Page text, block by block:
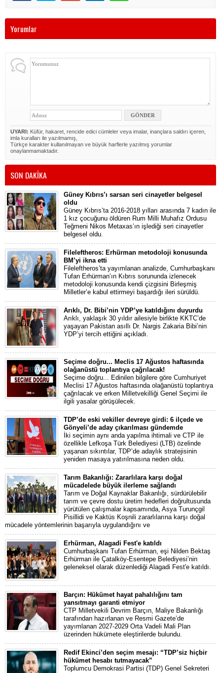
Yorumlar
UYARI: Küfür, hakaret, rencide edici cümleler veya imalar, inançlara saldırı içeren,
imla kuralları ile yazılmamış,
Türkçe karakter kullanılmayan ve büyük harflerle yazılmış yorumlar
onaylanmamaktadır.
SON DAKİKA
Güney Kıbrıs’ı sarsan seri cinayetler belgesel
oldu
Güney Kıbrıs’ta 2016-2018 yılları arasında 7 kadın ile
1 kız çocuğunu öldüren Rum Milli Muhafız Ordusu
Teğmeni Nikos Metaxas’ın işlediği seri cinayetler
belgesel oldu.
Fileleftheros: Erhürman metodoloji konusunda
BM’yi ikna etti
Fileleftheros’ta yayımlanan analizde, Cumhurbaşkanı
Tufan Erhürman’ın Kıbrıs sorununda izlenecek
metodoloji konusunda kendi çizgisini Birleşmiş
Milletler’e kabul ettirmeyi başardığı ileri sürüldü.
Arıklı, Dr. Bibi’nin YDP’ye katıldığını duyurdu
Arıklı, yaklaşık 30 yıldır ailesiyle birlikte KKTC’de
yaşayan Pakistan asıllı Dr. Nargis Zakaria Bibi’nin
YDP’yi tercih ettiğini açıkladı.
Seçime doğru... Meclis 17 Ağustos haftasında
olağanüstü toplantıya çağrılacak!
Seçime doğru... Edinilen bilgilere göre Cumhuriyet
Meclisi 17 Ağustos haftasında olağanüstü toplantıya
çağrılacak ve erken Milletvekilliği Genel Seçimi ile
ilgili yasalar görüşülecek.
TDP’de eski vekiller devreye girdi: 6 ilçede ve
Gönyeli’de aday çıkarılması gündemde
İki seçimin aynı anda yapılma ihtimali ve CTP ile
özellikle Lefkoşa Türk Belediyesi (LTB) özelinde
yaşanan sıkıntılar, TDP’de adaylık stratejisinin
yeniden masaya yatırılmasına neden oldu.
Tarım Bakanlığı: Zararlılara karşı doğal
mücadelede büyük ilerleme sağlandı
Tarım ve Doğal Kaynaklar Bakanlığı, sürdürülebilir
tarım ve çevre dostu üretim hedefleri doğrultusunda
yürütülen çalışmalar kapsamında, Asya Turunçgil
Pisillidi ve Kaktüs Koşnili zararlılarına karşı doğal
mücadele yöntemlerinin başarıyla uygulandığını ve
Erhürman, Alagadi Fest'e katıldı
Cumhurbaşkanı Tufan Erhürman, eşi Nilden Bektaş
Erhürman ile Çatalköy-Esentepe Belediyesi’nin
geleneksel olarak düzenlediği Alagadi Fest'e katıldı.
Barçın: Hükümet hayat pahalılığını tam
yansıtmayı garanti etmiyor
CTP Milletvekili Devrim Barçın, Maliye Bakanlığı
tarafından hazırlanan ve Resmi Gazete’de
yayımlanan 2027-2029 Orta Vadeli Mali Plan
üzerinden hükümete eleştirilerde bulundu.
Redif Ekinci’den seçim mesajı: “TDP’siz hiçbir
hükümet hesabı tutmayacak”
Toplumcu Demokrasi Partisi (TDP) Genel Sekreteri